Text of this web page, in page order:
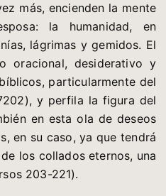
más, encienden la mente
la humanidad, en
lágrimas y gemidos. El
oracional, desiderativo y
particularmente del
y perfila la figura del
en esta ola de deseos
en su caso, ya que tendrá
los collados eternos, una
203-221).